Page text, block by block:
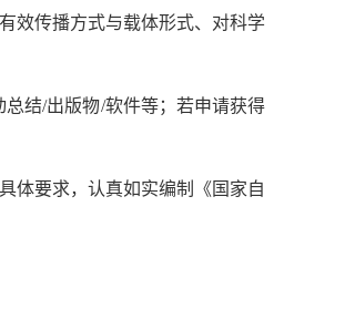
效传播方式与载体形式、对科学
结/出版物/软件等；若申请获得
体要求，认真如实编制《国家自